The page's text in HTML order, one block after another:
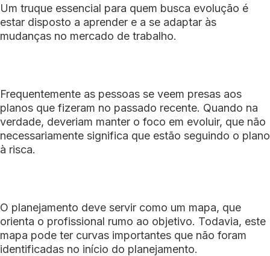
Um truque essencial para quem busca evolução é
estar disposto a aprender e a se adaptar às
mudanças no mercado de trabalho.
Frequentemente as pessoas se veem presas aos
planos que fizeram no passado recente. Quando na
verdade, deveriam manter o foco em evoluir, que não
necessariamente significa que estão seguindo o plano
à risca.
O planejamento deve servir como um mapa, que
orienta o profissional rumo ao objetivo. Todavia, este
mapa pode ter curvas importantes que não foram
identificadas no início do planejamento.